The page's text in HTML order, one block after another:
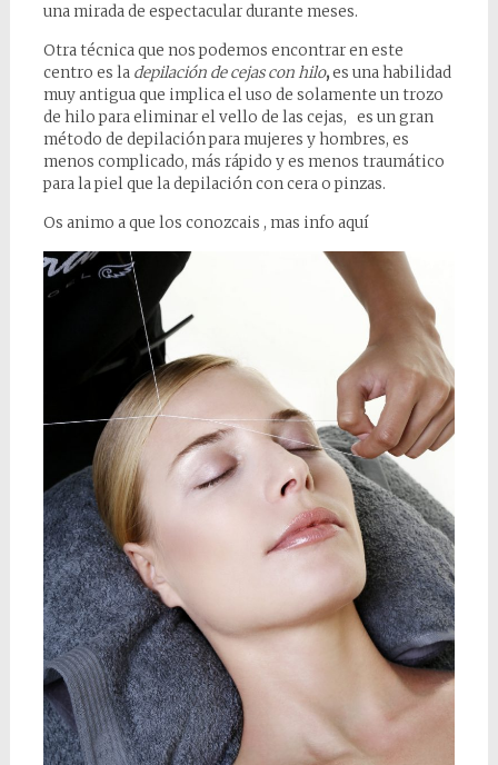
una mirada de espectacular durante meses.
Otra técnica que nos podemos encontrar en este
centro es la depilación de cejas con hilo,es una habilidad
muy antigua que implica el uso de solamente un trozo
de hilo para eliminar el vello de las cejas, es un gran
método de depilación para mujeres y hombres, es
menos complicado, más rápido y es menos traumático
para la piel que la depilación con cera o pinzas.
Os animo a que los conozcais , mas info aquí